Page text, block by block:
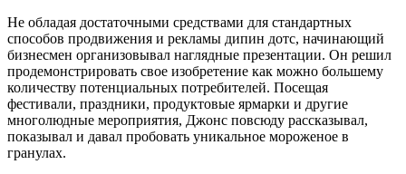
Не обладая достаточными средствами для стандартных
способов продвижения и рекламы дипин дотс, начинающий
бизнесмен организовывал наглядные презентации. Он решил
продемонстрировать свое изобретение как можно большему
количеству потенциальных потребителей. Посещая
фестивали, праздники, продуктовые ярмарки и другие
многолюдные мероприятия, Джонс повсюду рассказывал,
показывал и давал пробовать уникальное мороженое в
гранулах.